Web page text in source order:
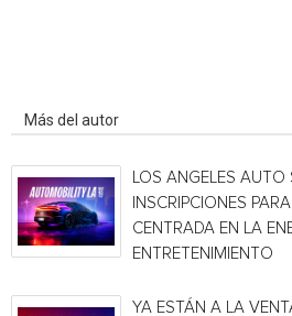
Más del autor
LOS ANGELES
INSCRIPCIONES
CENTRADA EN LA
ENTRETENIMIENTO
YA ESTÁN A LA